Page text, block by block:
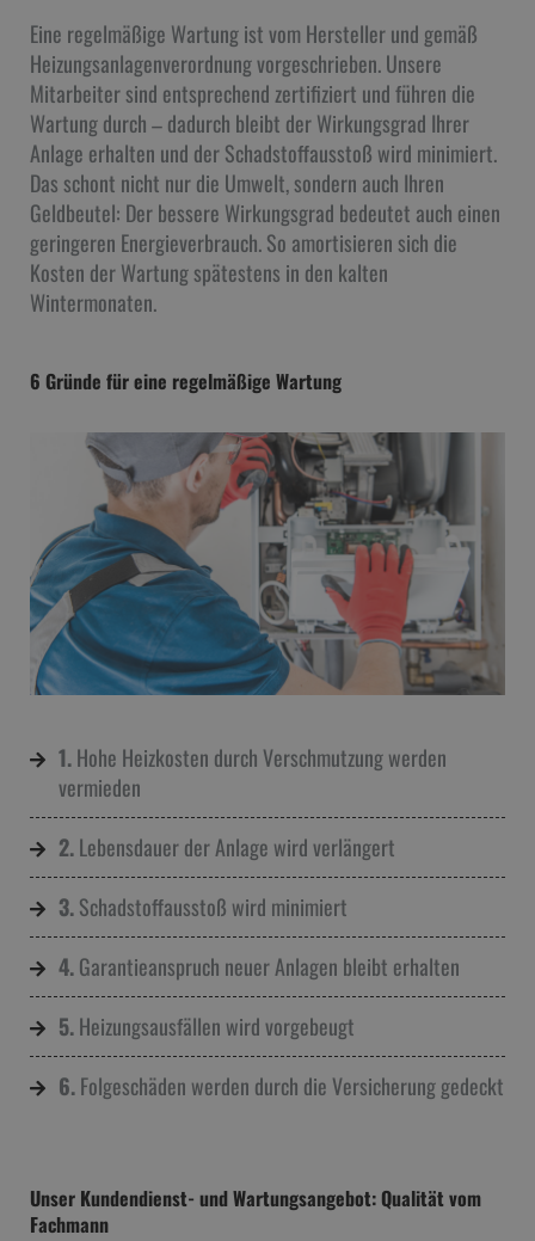
Eine regelmäßige Wartung ist vom Hersteller und gemäß
Heizungsanlagenverordnung vorgeschrieben. Unsere
Mitarbeiter sind entsprechend zertifiziert und führen die
Wartung durch – dadurch bleibt der Wirkungsgrad Ihrer
Anlage erhalten und der Schadstoffausstoß wird minimiert.
Das schont nicht nur die Umwelt, sondern auch Ihren
Geldbeutel: Der bessere Wirkungsgrad bedeutet auch einen
geringeren Energieverbrauch. So amortisieren sich die
Kosten der Wartung spätestens in den kalten
Wintermonaten.
6 Gründe für eine regelmäßige Wartung
1.Hohe Heizkosten durch Verschmutzung werden
vermieden
2.Lebensdauer der Anlage wird verlängert
3.Schadstoffausstoß wird minimiert
4.Garantieanspruch neuer Anlagen bleibt erhalten
5.Heizungsausfällen wird vorgebeugt
6.Folgeschäden werden durch die Versicherung gedeckt
Unser Kundendienst- und Wartungsangebot: Qualität vom
Fachmann